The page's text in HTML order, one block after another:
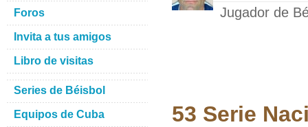
Jugador de
53 Serie
Foros
Invita a tus amigos
Libro de visitas
Series de Béisbol
Equipos de Cuba